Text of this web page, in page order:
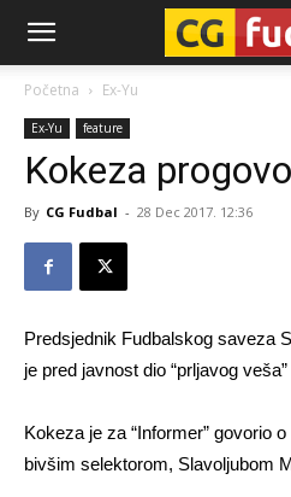
CG-
Fudbal
Početna Ex-Yu
Ex-Yu feature
Kokeza
By CG Fudbal - 28 Dec 2017. 12:36
Predsjednik Fudbalskog saveza
je pred javnost dio “prljavog
Kokeza je za “Informer” govorio
bivšim selektorom, Slavoljubom